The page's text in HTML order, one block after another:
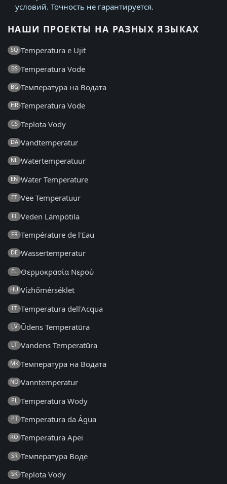
условий. Точность не гарантируется.
НАШИ ПРОЕКТЫ НА РАЗНЫХ ЯЗЫКАХ
SQ Temperatura e Ujit
BS Temperatura Vode
BG Температура на Водата
HR Temperatura Vode
CS Teplota Vody
DA Vandtemperatur
NL Watertemperatuur
EN Water Temperature
ET Vee Temperatuur
FI Veden Lämpötila
FR Température de l'Eau
DE Wassertemperatur
EL Θερμοκρασία Νερού
HU Vízhőmérséklet
IT Temperatura dell'Acqua
LV Ūdens Temperatūra
LT Vandens Temperatūra
MK Температура на Водата
NO Vanntemperatur
PL Temperatura Wody
PT Temperatura da Água
RO Temperatura Apei
SR Температура Воде
SK Teplota Vody